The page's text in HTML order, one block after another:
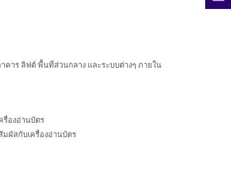
คาร ลิฟต์ พื้นที่ส่วนกลาง และระบบต่างๆ ภายใน
รื่องอ่านบัตร
ผัสกับเครื่องอ่านบัตร